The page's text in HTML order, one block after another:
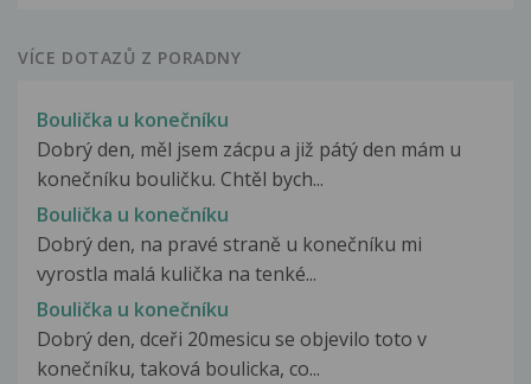
VÍCE DOTAZŮ Z PORADNY
Boulička u konečníku
Dobrý den, měl jsem zácpu a již pátý den mám u
konečníku bouličku. Chtěl bych...
Boulička u konečníku
Dobrý den, na pravé straně u konečníku mi
vyrostla malá kulička na tenké...
Boulička u konečníku
Dobrý den, dceři 20mesicu se objevilo toto v
konečníku, taková boulicka, co...